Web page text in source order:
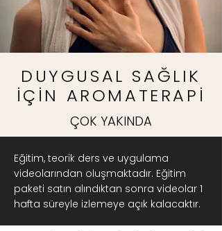
DUYGUSAL SAĞLIK
İÇİN AROMATERAPİ
ÇOK YAKINDA
Eğitim, teorik ders ve uygulama
videolarından oluşmaktadır. Eğitim
paketi satın alındıktan sonra videolar 1
hafta süreyle izlemeye açık kalacaktır.